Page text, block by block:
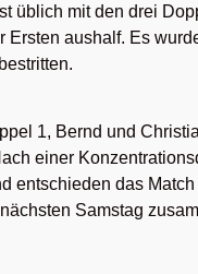
üblich mit den drei
Ersten aushalf. Es
1, Bernd und
einer
entschieden das Match
Samstag